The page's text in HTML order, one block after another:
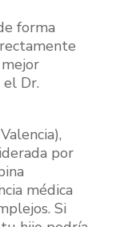
forma
Dr.
por
médica
Si